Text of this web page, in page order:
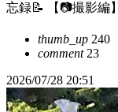
忘録📝 【📷撮影編
thumb_up 240
comment23
2026/07/28 20:51